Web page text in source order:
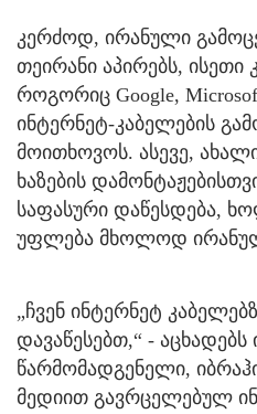
კერძოდ, ირანული
თეირანი აპირებს, ისეთი
როგორიც Google,
ინტერნეტ-კაბელების
მოითხოვოს. ასევე,
ხაზების
საფასური დაწესდება,
უფლება მხოლოდ ირანულ
„ჩვენ ინტერნეტ
დავაწესებთ,“ - აცხადებს
წარმომადგენელი,
მედიით გავრცელებულ